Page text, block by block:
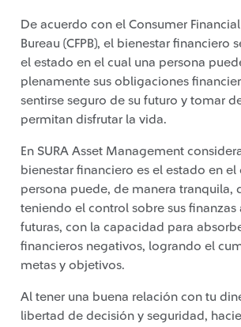
De acuerdo con el Consumer
Bureau (CFPB), el bienestar financiero
el estado en el cual una persona
plenamente sus obligaciones
sentirse seguro de su futuro y tomar
permitan disfrutar la vida.
En SURA Asset Management
bienestar financiero es el estado en el
persona puede, de manera tranquila,
teniendo el control sobre sus finanzas
futuras, con la capacidad para
financieros negativos, logrando el
metas y objetivos.
Al tener una buena relación con tu
libertad de decisión y seguridad,